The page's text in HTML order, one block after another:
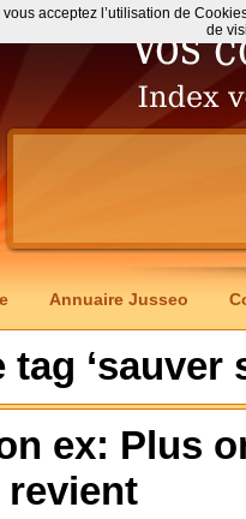
Annuaire Jusseo
‘sauver
ex: Plus
revient
acceptez l’utilisation de
de